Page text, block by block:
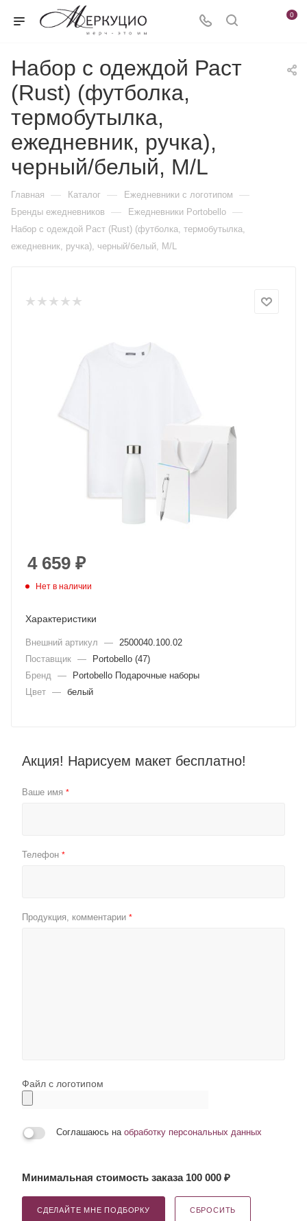
0
Набор с одеждой Раст
(Rust) (футболка,
термобутылка,
ежедневник, ручка),
черный/белый, M/L
Главная — Каталог — Ежедневники c логотипом —
Бренды ежедневников — Ежедневники Portobello —
Набор с одеждой Раст (Rust) (футболка, термобутылка,
ежедневник, ручка), черный/белый, M/L
4 659 ₽
Нет в наличии
Характеристики
Внешний артикул —
2500040.100.02
Поставщик —
Portobello (47)
Бренд
—
Portobello Подарочные наборы
Цвет — белый
Акция! Нарисуем макет бесплатно!
Ваше имя *
Телефон *
Продукция, комментарии *
Файл с логотипом
Соглашаюсь на обработку персональных данных
Минимальная стоимость заказа 100 000 ₽
СДЕЛАЙТЕ МНЕ ПОДБОРКУ СБРОСИТЬ